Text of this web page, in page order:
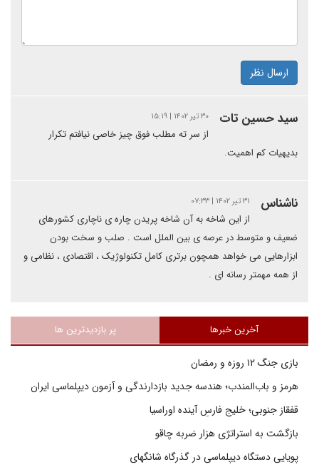
ارسال نظر
سید حسین تات ۳۰ تیر ۱۴۰۲ | ۱۵:۱۹
از سر ته مطلب فوق چیز خاصی نیافتم تکرار
بدیهیات کم اهمیت.
ناشناس ۳۱ تیر ۱۴۰۲ | ۰۷:۳۳
از این شاخه به آن شاخه پریدن چاره ی ناچاری کشورهای
ضعیف و متوسط در عرصه ی بین الملل است . صلب و سخت بودن
ابزارهایی می خواهد همچون برتری کامل تکنولوژیک ، اقتصادی ، نظامی و
از همه مهمتر رسانه ای .
آخرین خبرها پر بازدیدترین ها
بازی جنگ ۱۲ روزه و رمضان
هرمز و باب‌المندب؛ هندسه جدید بازدارندگی و آزمون دیپلماسی ایران
قفقاز جنوبی؛ خلیج فارسِ آینده اوراسیا
بازگشت به استراتژی هزار ضربه چاقو
پویایی دستگاه دیپلماسی در گذرگاه شانگهای